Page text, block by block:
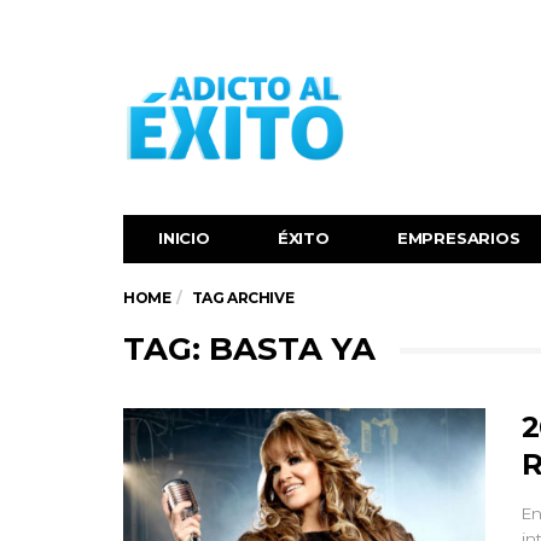
INICIO ÉXITO‬ EMPRESARIOS
HOME TAG ARCHIVE
TAG: BASTA YA